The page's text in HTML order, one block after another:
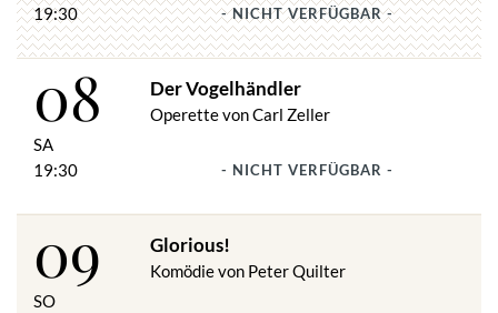
19:30
- NICHT VERFÜGBAR -
08
SA
19:30
Der Vogelhändler
Operette von Carl Zeller
- NICHT VERFÜGBAR -
09
SO
Glorious!
Komödie von Peter Quilter